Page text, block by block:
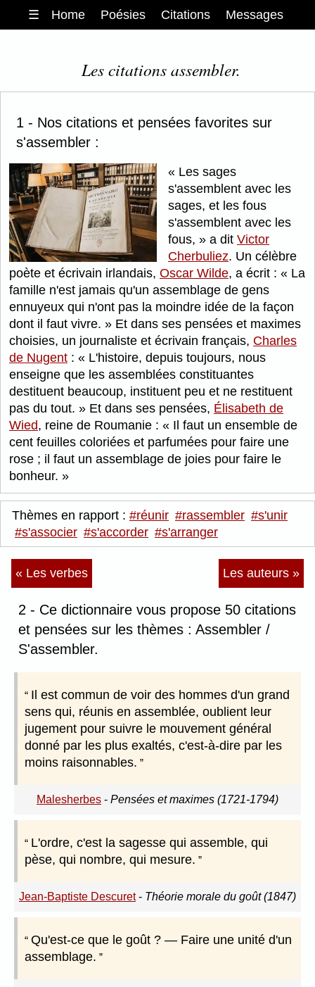
☰ Home Poésies Citations Messages
Les citations assembler.
1 - Nos citations et pensées favorites sur
s'assembler :
Les sages
s'assemblent avec les
sages, et les fous
s'assemblent avec les
fous,
a dit Victor
Cherbuliez. Un célèbre
poète et écrivain irlandais, Oscar Wilde, a écrit :
La
famille n'est jamais qu'un assemblage de gens
ennuyeux qui n'ont pas la moindre idée de la façon
dont il faut vivre.
Et dans ses pensées et maximes
choisies, un journaliste et écrivain français, Charles
de Nugent :
L'histoire, depuis toujours, nous
enseigne que les assemblées constituantes
destituent beaucoup, instituent peu et ne restituent
pas du tout.
Et dans ses pensées, Élisabeth de
Wied, reine de Roumanie :
Il faut un ensemble de
cent feuilles coloriées et parfumées pour faire une
rose ; il faut un assemblage de joies pour faire le
bonheur.
Thèmes en rapport : #réunir #rassembler #s'unir
#s'associer #s'accorder #s'arranger
« Les verbes Les auteurs »
2 - Ce dictionnaire vous propose 50 citations
et pensées sur les thèmes : Assembler /
S'assembler.
Il est commun de voir des hommes d'un grand
sens qui, réunis en assemblée, oublient leur
jugement pour suivre le mouvement général
donné par les plus exaltés, c'est-à-dire par les
moins raisonnables.
Malesherbes - Pensées et maximes (1721-1794)
L'ordre, c'est la sagesse qui assemble, qui
pèse, qui nombre, qui mesure.
Jean-Baptiste Descuret- Théorie morale du goût (1847)
Qu'est-ce que le goût ? — Faire une unité d'un
assemblage.